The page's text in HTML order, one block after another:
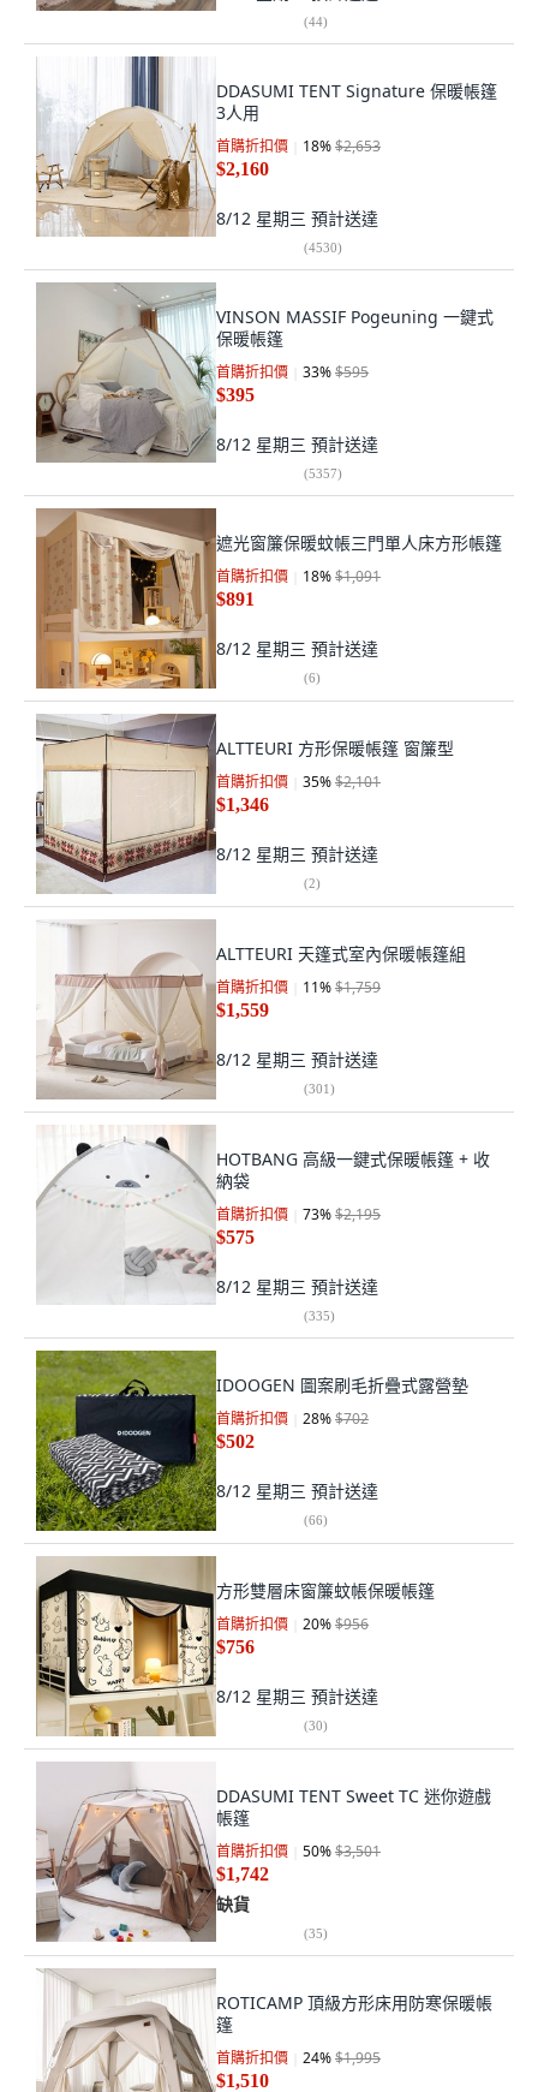
(44)
DDASUMI TENT Signature 保暖帳篷
3人用
首購折扣價 18%$2,653
$2,160
8/12 星期三 預計送達
(4530)
VINSON MASSIF Pogeuning 一鍵式
保暖帳篷
首購折扣價 33%$595
$395
8/12 星期三 預計送達
(5357)
遮光窗簾保暖蚊帳三門單人床方形帳篷
首購折扣價 18%$1,091
$891
8/12 星期三 預計送達
(6)
ALTTEURI 方形保暖帳篷 窗簾型
首購折扣價 35%$2,101
$1,346
8/12 星期三 預計送達
(2)
ALTTEURI 天篷式室內保暖帳篷組
首購折扣價 11%$1,759
$1,559
8/12 星期三 預計送達
(301)
HOTBANG 高級一鍵式保暖帳篷 + 收
納袋
首購折扣價 73%$2,195
$575
8/12 星期三 預計送達
(335)
IDOOGEN 圖案刷毛折疊式露營墊
首購折扣價 28%$702
$502
8/12 星期三 預計送達
(66)
方形雙層床窗簾蚊帳保暖帳篷
首購折扣價 20%$956
$756
8/12 星期三 預計送達
(30)
DDASUMI TENT Sweet TC 迷你遊戲
帳篷
首購折扣價 50%$3,501
$1,742
缺貨
(35)
ROTICAMP 頂級方形床用防寒保暖帳
篷
首購折扣價 24%$1,995
$1,510